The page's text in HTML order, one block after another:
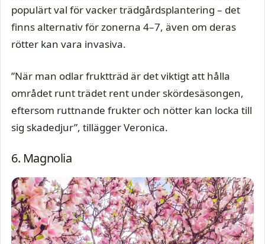
populärt val för vacker trädgårdsplantering – det
finns alternativ för zonerna 4–7, även om deras
rötter kan vara invasiva.
”När man odlar fruktträd är det viktigt att hålla
området runt trädet rent under skördesäsongen,
eftersom ruttnande frukter och nötter kan locka till
sig skadedjur”, tillägger Veronica.
6. Magnolia